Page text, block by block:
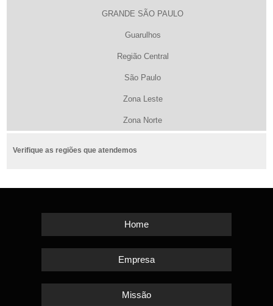
GRANDE SÃO PAULO
Guarulhos
Região Central
São Paulo
Zona Leste
Zona Norte
Verifique as regiões que atendemos
Home
Empresa
Missão